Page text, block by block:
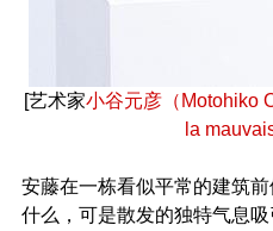
[艺术家小谷元彦（Motohiko
la
安藤在一栋看似平常的建筑
什么，可是散发的独特气息